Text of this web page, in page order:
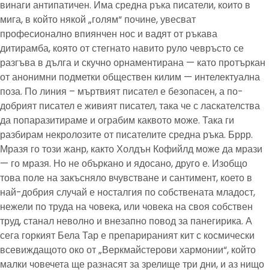
винаги антипатичен. Има средна ръка писатели, които в
мига, в който някой „голям“ почине, увесват
професионално впиянчен нос и вадят от ръкава
дитирамба, която от стегнато навито руло чевръсто се
разгъва в дълга и скучно орнаментирана — като протъркан
от анонимни подметки обществен килим — интелектуална
поза. По линия – мъртвият писател е безопасен, а по-
добрият писател е живият писател, така че с ласкателства
да попаразитираме и ограбим каквото може. Така ги
разбирам некролозите от писателите средна ръка. Бррр.
Мразя го този жанр, както Холдън Кофийлд може да мрази
— го мразя. Но не объркано и ядосано, друго е. Изобщо
това поле на закъсняло вчувстване и сантимент, което в
най-добрия случай е носталгия по собствената младост,
нежели по труда на човека, или човека на своя собствен
труд, станал неволно и внезапно повод за панегирика. А
сега горкият Бела Тар е препарираният кит с космически
всевиждащото око от „Веркмайстерови хармонии“, който
малки човечета ще разнасят за зрелище три дни, и аз нищо